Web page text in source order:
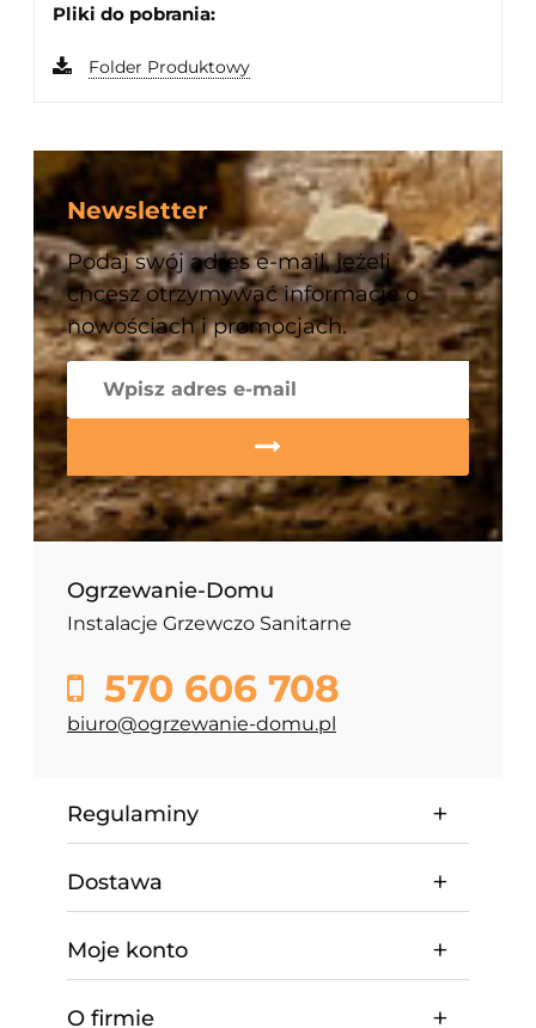
Pliki do pobrania:
Folder Produktowy
Newsletter
Podaj swój adres e-mail, jeżeli
chcesz otrzymywać informacje o
nowościach i promocjach.
Ogrzewanie-Domu
Instalacje Grzewczo Sanitarne
570 606 708
biuro@ogrzewanie-domu.pl
Regulaminy
Dostawa
Moje konto
O firmie